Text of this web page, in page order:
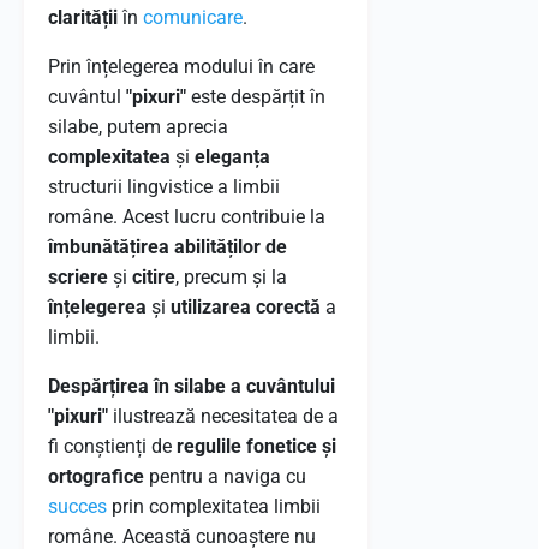
claritățiiîn comunicare.
Prin înțelegerea modului în care
cuvântul "pixuri" este despărțit în
silabe, putem aprecia
complexitatea și eleganța
structurii lingvistice a limbii
române. Acest lucru contribuie la
îmbunătățirea abilităților de
scriere și citire, precum și la
înțelegerea și utilizarea corectă a
limbii.
Despărțirea în silabe a cuvântului
"pixuri" ilustrează necesitatea de a
fi conștienți de regulile fonetice și
ortografice pentru a naviga cu
succes prin complexitatea limbii
române. Această cunoaștere nu